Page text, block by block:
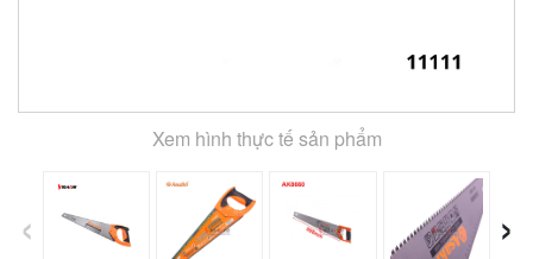
Xem hình thực tế sản phẩm
‹ ›